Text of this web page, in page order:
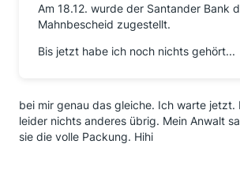
Am 18.12. wurde der Santander Bank
Mahnbescheid zugestellt.
Bis jetzt habe ich noch nichts gehört...
bei mir genau das gleiche. Ich warte jetzt.
leider nichts anderes übrig. Mein Anwalt
sie die volle Packung. Hihi